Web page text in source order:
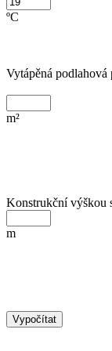
ºC
Vytápěná
m²
Konstrukční výškou
m